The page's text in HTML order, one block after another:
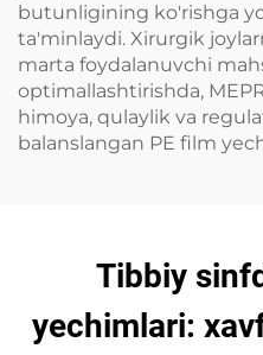
butunligining ko'rishga
ta'minlaydi. Xirurgik
marta foydalanuvchi
optimallashtirishda,
himoya, qulaylik va
balanslangan PE film
Tibbiy
yechimlari: